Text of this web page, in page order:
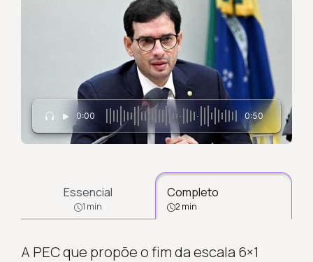
0:00 0:50
Essencial
1 min
Completo
2 min
A PEC que propõe o fim da escala 6×1